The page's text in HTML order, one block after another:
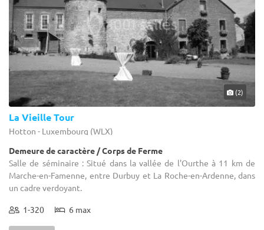
(2)
La Vieille Tour
Hotton - Luxembourg (WLX)
Demeure de caractère / Corps de Ferme
Salle de séminaire : Situé dans la vallée de l'Ourthe à 11 km de
Marche-en-Famenne, entre Durbuy et La Roche-en-Ardenne, dans
un cadre verdoyant.
1-320 6 max